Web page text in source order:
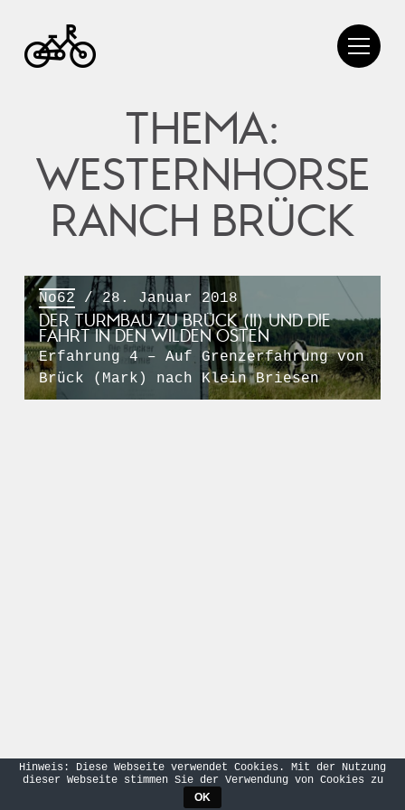
THEMA:
WESTERNHORSE
RANCH BRÜCK
No62 / 28. Januar 2018
DER TURMBAU ZU BRÜCK (II) UND DIE
FAHRT IN DEN WILDEN OSTEN
Erfahrung 4 – Auf Grenzerfahrung von
Brück (Mark) nach Klein Briesen
Hinweis: Diese Webseite verwendet Cookies. Mit der Nutzung
dieser Webseite stimmen Sie der Verwendung von Cookies zu
OK